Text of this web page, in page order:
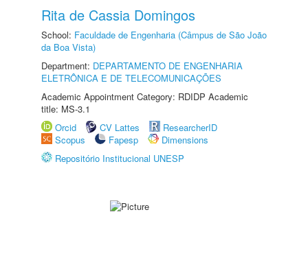
Rita de Cassia Domingos
School: Faculdade de Engenharia (Câmpus de São João
da Boa Vista)
Department: DEPARTAMENTO DE ENGENHARIA
ELETRÔNICA E DE TELECOMUNICAÇÕES
Academic Appointment Category: RDIDP Academic
title: MS-3.1
Orcid
CV Lattes
ResearcherID
Scopus
Fapesp
Dimensions
Repositório Institucional UNESP